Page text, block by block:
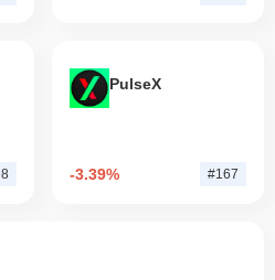
PulseX
-3.39% #167